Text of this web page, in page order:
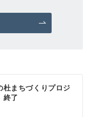
まちづくりプロジ
終了